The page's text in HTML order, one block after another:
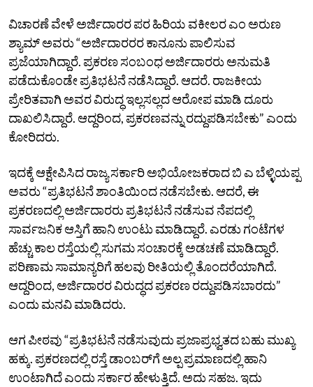
ವಿಚಾರಣೆ ವೇಳೆ ಅರ್ಜಿದಾರರ ಪರ ಹಿರಿಯ ವಕೀಲರ ಎಂ ಅರುಣ
ಶ್ಯಾಮ್ ಅವರು “ಅರ್ಜಿದಾರರರ ಕಾನೂನು ಪಾಲಿಸುವ
ಪ್ರಜೆಯಾಗಿದ್ದಾರೆ. ಪ್ರಕರಣ ಸಂಬಂಧ ಅರ್ಜಿದಾರರು ಅನುಮತಿ
ಪಡೆದುಕೊಂಡೇ ಪ್ರತಿಭಟನೆ ನಡೆಸಿದ್ದಾರೆ. ಆದರೆ. ರಾಜಕೀಯ
ಪ್ರೇರಿತವಾಗಿ ಅವರ ವಿರುದ್ಧ ಇಲ್ಲಸಲ್ಲದ ಆರೋಪ ಮಾಡಿ ದೂರು
ದಾಖಲಿಸಿದ್ದಾರೆ. ಆದ್ದರಿಂದ, ಪ್ರಕರಣವನ್ನು ರದ್ದುಪಡಿಸಬೇಕು” ಎಂದು
ಕೋರಿದರು.
ಇದಕ್ಕೆ ಆಕ್ಷೇಪಿಸಿದ ರಾಜ್ಯ ಸರ್ಕಾರಿ ಅಭಿಯೋಜಕರಾದ ಬಿ ಎ ಬೆಳ್ಳಿಯಪ್ಪ
ಅವರು “ಪ್ರತಿಭಟನೆ ಶಾಂತಿಯಿಂದ ನಡೆಸಬೇಕು. ಆದರೆ, ಈ
ಪ್ರಕರಣದಲ್ಲಿ ಅರ್ಜಿದಾರರು ಪ್ರತಿಭಟನೆ ನಡೆಸುವ ನೆಪದಲ್ಲಿ
ಸಾರ್ವಜನಿಕ ಆಸ್ತಿಗೆ ಹಾನಿ ಉಂಟು ಮಾಡಿದ್ದಾರೆ. ಎರಡು ಗಂಟೆಗಳ
ಹೆಚ್ಚು ಕಾಲ ರಸ್ತೆಯಲ್ಲಿ ಸುಗಮ ಸಂಚಾರಕ್ಕೆ ಅಡಚಣೆ ಮಾಡಿದ್ದಾರೆ.
ಪರಿಣಾಮ ಸಾಮಾನ್ಯರಿಗೆ ಹಲವು ರೀತಿಯಲ್ಲಿ ತೊಂದರೆಯಾಗಿದೆ.
ಆದ್ದರಿಂದ, ಅರ್ಜಿದಾರರ ವಿರುದ್ಧದ ಪ್ರಕರಣ ರದ್ದುಪಡಿಸಬಾರದು”
ಎಂದು ಮನವಿ ಮಾಡಿದರು.
ಆಗ ಪೀಠವು “ಪ್ರತಿಭಟನೆ ನಡೆಸುವುದು ಪ್ರಜಾಪ್ರಭ್ವತದ ಬಹು ಮುಖ್ಯ
ಹಕ್ಕು. ಪ್ರಕರಣದಲ್ಲಿ ರಸ್ತೆ ಡಾಂಬರ್‌ಗೆ ಅಲ್ಪ ಪ್ರಮಾಣದಲ್ಲಿ ಹಾನಿ
ಉಂಟಾಗಿದೆ ಎಂದು ಸರ್ಕಾರ ಹೇಳುತ್ತಿದೆ. ಅದು ಸಹಜ. ಇದು